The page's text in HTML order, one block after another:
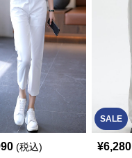
(税込)
SALE
¥6,280